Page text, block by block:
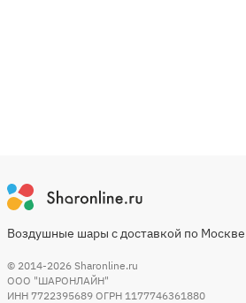
Воздушные шары с доставкой по Москве
© 2014-2026 Sharonline.ru
ООО "ШАРОНЛАЙН"
ИНН 7722395689 ОГРН 1177746361880